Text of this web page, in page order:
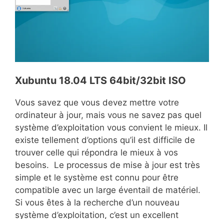
Xubuntu 18.04 LTS 64bit/32bit ISO
Vous savez que vous devez mettre votre
ordinateur à jour, mais vous ne savez pas quel
système d’exploitation vous convient le mieux. Il
existe tellement d’options qu’il est difficile de
trouver celle qui répondra le mieux à vos
besoins. Le processus de mise à jour est très
simple et le système est connu pour être
compatible avec un large éventail de matériel.
Si vous êtes à la recherche d’un nouveau
système d’exploitation, c’est un excellent